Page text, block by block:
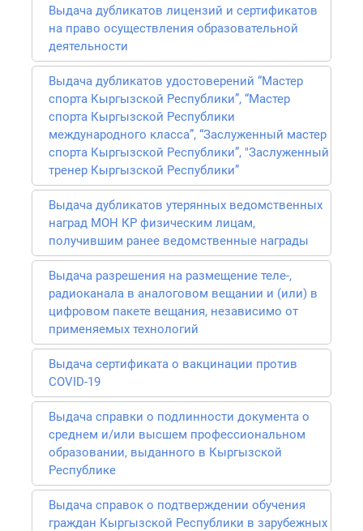
Выдача дубликатов лицензий и сертификатов
на право осуществления образовательной
деятельности
Выдача дубликатов удостоверений “Мастер
спорта Кыргызской Республики”, “Мастер
спорта Кыргызской Республики
международного класса”, “Заслуженный мастер
спорта Кыргызской Республики”, "Заслуженный
тренер Кыргызской Республики”
Выдача дубликатов утерянных ведомственных
наград МОН КР физическим лицам,
получившим ранее ведомственные награды
Выдача разрешения на размещение теле-,
радиоканала в аналоговом вещании и (или) в
цифровом пакете вещания, независимо от
применяемых технологий
Выдача сертификата о вакцинации против
COVID-19
Выдача справки о подлинности документа о
среднем и/или высшем профессиональном
образовании, выданного в Кыргызской
Республике
Выдача справок о подтверждении обучения
граждан Кыргызской Республики в зарубежных